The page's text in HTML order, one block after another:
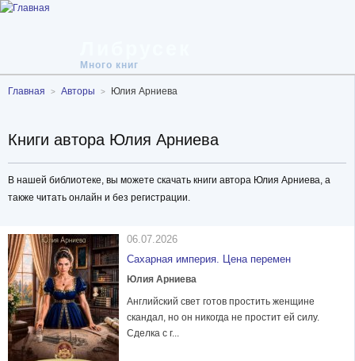
Много книг
Главная Авторы Юлия Арниева
Книги автора Юлия Арниева
В нашей библиотеке, вы можете скачать книги автора Юлия Арниева, а
также читать онлайн и без регистрации.
06.07.2026
Сахарная империя. Цена перемен
Юлия Арниева
Английский свет готов простить женщине
скандал, но он никогда не простит ей силу.
Сделка с г...